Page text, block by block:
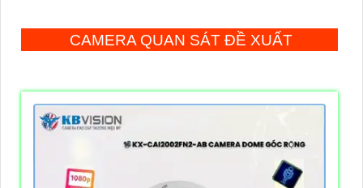
CAMERA QUAN SÁT ĐỀ XUẤT